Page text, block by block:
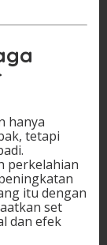
hanya
tetapi
perkelahian
itu dengan
set
dan efek